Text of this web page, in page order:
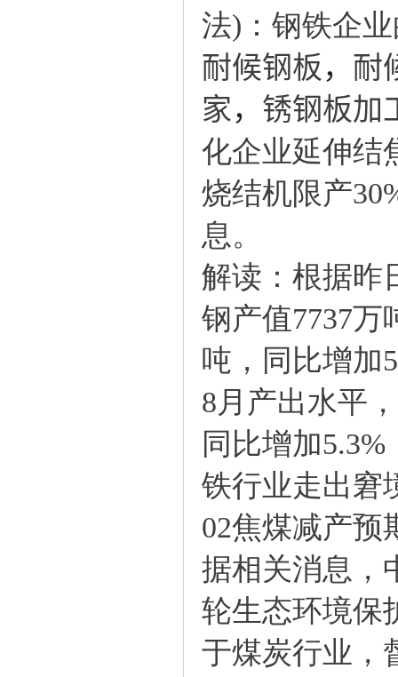
法)：钢铁企
耐候钢板， 耐
家， 锈钢板加
化企业延伸结
烧结机限产
息。
解读：根据昨
钢产值7737万
吨，同比增加
8月产出水平
同比增加
铁行业走出窘
02焦煤减产预
据相关消息，
轮生态环境保
于煤炭行业，